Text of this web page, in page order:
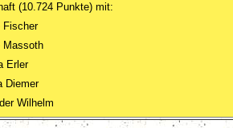
(10.724 Punkte) mit:
Erler
Diemer
Wilhelm